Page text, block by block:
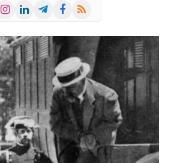
Instagram
LinkedInTelegramFacebook
RSS